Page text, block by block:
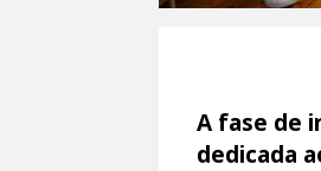
A fase de
dedicada